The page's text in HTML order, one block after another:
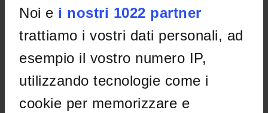
Noi e i nostri 1022 partner
trattiamo i vostri dati personali, ad
esempio il vostro numero IP,
utilizzando tecnologie come i
cookie per memorizzare e
OFFERTA FORMATIVA
CORSI DI STUDIO
DOTTORATI DI RICERCA E FORMAZIONE
Contatti